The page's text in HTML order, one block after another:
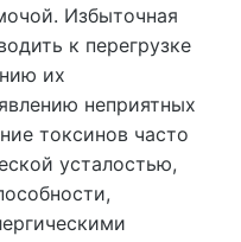
Избыточная
к перегрузке
их
неприятных
токсинов часто
усталостью,